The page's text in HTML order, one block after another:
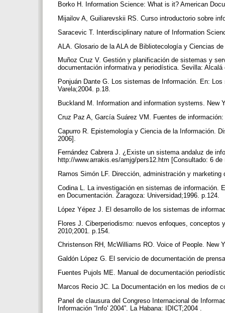
Borko H. Information Science: What is it? American
Mijailov A, Guiliarevskii RS. Curso introductorio sobre
Saracevic T. Interdisciplinary nature of Information
ALA. Glosario de la ALA de Bibliotecología y Ciencias
Muñoz Cruz V. Gestión y planificación de sistemas y
documentación informativa y periodística. Sevilla:
Ponjuán Dante G. Los sistemas de Información. En:
Varela;2004. p.18.
Buckland M. Information and information systems. New
Cruz Paz A, García Suárez VM. Fuentes de
Capurro R. Epistemología y Ciencia de la Información.
2006].
Fernández Cabrera J. ¿Existe un sistema andaluz de
http://www.arrakis.es/amjg/pers12.htm [Consultado: 6
Ramos Simón LF. Dirección, administración y
Codina L. La investigación en sistemas de información.
en Documentación. Zaragoza: Universidad;1996. p.124.
López Yépez J. El desarrollo de los sistemas de
Flores J. Ciberperiodismo: nuevos enfoques,
2010;2001. p.154.
Christenson RH, McWilliams RO. Voice of People. New
Galdón López G. El servicio de documentación de
Fuentes Pujols ME. Manual de documentación
Marcos Recio JC. La Documentación en los medios de
Panel de clausura del Congreso Internacional de
Información “Info' 2004”. La Habana: IDICT;2004 .